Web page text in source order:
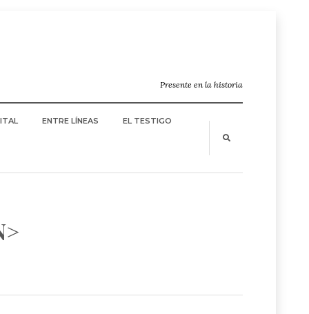
Presente en la historia
ENTRE LÍNEAS EL TESTIGO